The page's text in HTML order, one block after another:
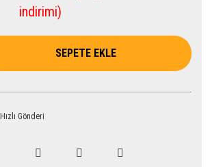
indirimi)
SEPETE EKLE
Hızlı Gönderi